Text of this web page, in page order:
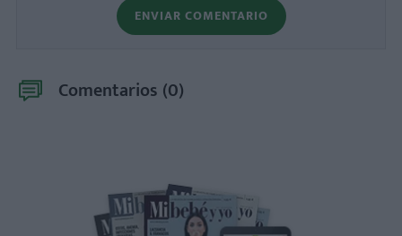
ENVIAR COMENTARIO
Comentarios (0)